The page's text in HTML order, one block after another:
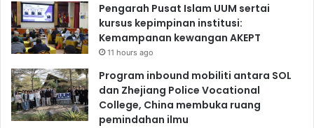
Pengarah Pusat Islam UUM sertai
kursus kepimpinan institusi:
Kemampanan kewangan AKEPT
11 hours ago
Program inbound mobiliti antara SOL
dan Zhejiang Police Vocational
College, China membuka ruang
pemindahan ilmu